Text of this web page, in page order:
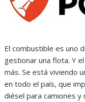
El combustible es uno
gestionar una flota. Y
más. Se está viviendo
en todo el país, que
diésel para camiones y